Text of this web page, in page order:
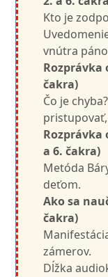
Kto je
vnútra
Rozprávka
čakra)
Čo je
Rozprávka
a 6. čakra)
Metóda
deťom.
Ako sa
čakra)
zámerov.
Dĺžka